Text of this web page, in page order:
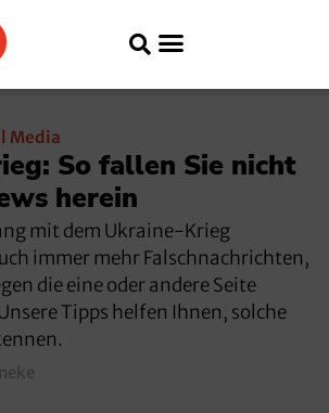
Media
So fallen Sie nicht
herein
mit dem Ukraine-Krieg
immer mehr Falschnachrichten,
die eine oder andere Seite
Tipps helfen Ihnen, solche